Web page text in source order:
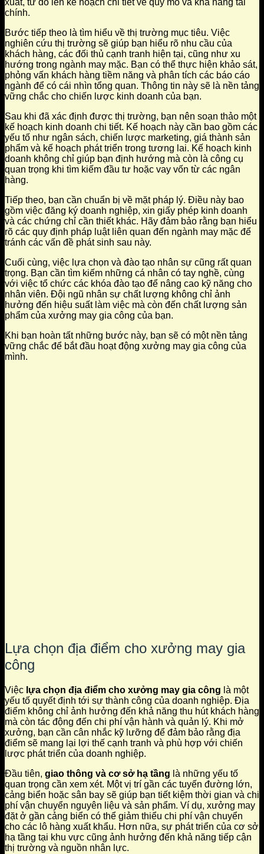
xuất, từ đó lên kế hoạch chi tiết về quy mô và khả năng tài
chính.
Bước tiếp theo là tìm hiểu về thị trường mục tiêu. Việc
nghiên cứu thị trường sẽ giúp bạn hiểu rõ nhu cầu của
khách hàng, các đối thủ cạnh tranh hiện tại, cũng như xu
hướng trong ngành may mặc. Bạn có thể thực hiện khảo sát,
phỏng vấn khách hàng tiềm năng và phân tích các báo cáo
ngành để có cái nhìn tổng quan. Thông tin này sẽ là nền tảng
vững chắc cho chiến lược kinh doanh của bạn.
Sau khi đã xác định được thị trường, bạn nên soạn thảo một
kế hoạch kinh doanh chi tiết. Kế hoạch này cần bao gồm các
yếu tố như ngân sách, chiến lược marketing, giá thành sản
phẩm và kế hoạch phát triển trong tương lai. Kế hoạch kinh
doanh không chỉ giúp bạn định hướng mà còn là công cụ
quan trọng khi tìm kiếm đầu tư hoặc vay vốn từ các ngân
hàng.
Tiếp theo, bạn cần chuẩn bị về mặt pháp lý. Điều này bao
gồm việc đăng ký doanh nghiệp, xin giấy phép kinh doanh
và các chứng chỉ cần thiết khác. Hãy đảm bảo rằng bạn hiểu
rõ các quy định pháp luật liên quan đến ngành may mặc để
tránh các vấn đề phát sinh sau này.
Cuối cùng, việc lựa chọn và đào tạo nhân sự cũng rất quan
trọng. Bạn cần tìm kiếm những cá nhân có tay nghề, cùng
với việc tổ chức các khóa đào tạo để nâng cao kỹ năng cho
nhân viên. Đội ngũ nhân sự chất lượng không chỉ ảnh
hưởng đến hiệu suất làm việc mà còn đến chất lượng sản
phẩm của xưởng may gia công của bạn.
Khi bạn hoàn tất những bước này, bạn sẽ có một nền tảng
vững chắc để bắt đầu hoạt động xưởng may gia công của
mình.
Lựa chọn địa điểm cho xưởng may gia
công
Việc lựa chọn địa điểm cho xưởng may gia công là một
yếu tố quyết định tới sự thành công của doanh nghiệp. Địa
điểm không chỉ ảnh hưởng đến khả năng thu hút khách hàng
mà còn tác động đến chi phí vận hành và quản lý. Khi mở
xưởng, bạn cần cân nhắc kỹ lưỡng để đảm bảo rằng địa
điểm sẽ mang lại lợi thế cạnh tranh và phù hợp với chiến
lược phát triển của doanh nghiệp.
Đầu tiên, giao thông và cơ sở hạ tầng là những yếu tố
quan trọng cần xem xét. Một vị trí gần các tuyến đường lớn,
cảng biển hoặc sân bay sẽ giúp bạn tiết kiệm thời gian và chi
phí vận chuyển nguyên liệu và sản phẩm. Ví dụ, xưởng may
đặt ở gần cảng biển có thể giảm thiểu chi phí vận chuyển
cho các lô hàng xuất khẩu. Hơn nữa, sự phát triển của cơ sở
hạ tầng tại khu vực cũng ảnh hưởng đến khả năng tiếp cận
thị trường và nguồn nhân lực.